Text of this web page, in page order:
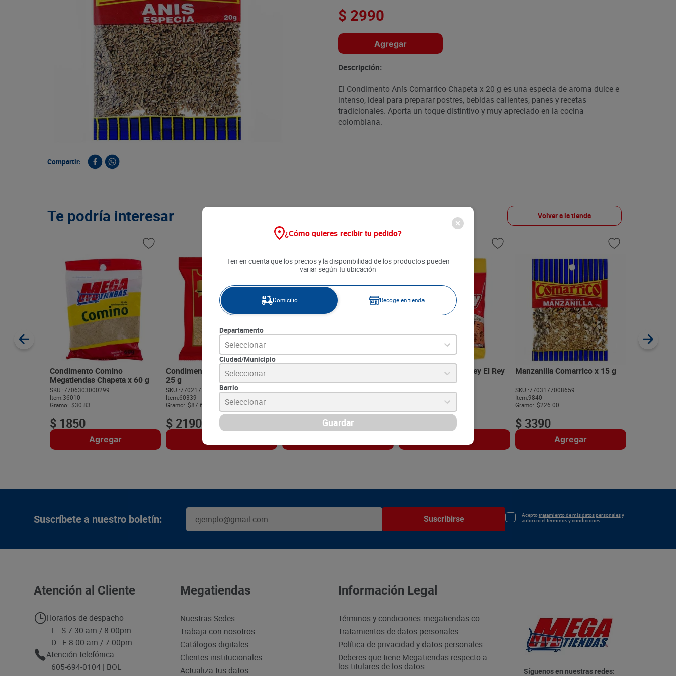
9.
queso
papa
Compartir:
$ 2990
Agregar
Descripción:
El Condimento Anís Comarrico Chapeta x 20 g es una especia de aroma dulce e
intenso, ideal para preparar postres, bebidas calientes, panes y recetas
tradicionales. Aporta un toque distintivo y muy apreciado en la cocina
colombiana.
Te podría interesar Volver a la tienda
Condimento Comino
Megatiendas Chapeta x 60 g
SKU :7706303000299
Item:36010
Gramo: $30.83
$ 1850
Agregar
Condimento Ajo Puro El Rey x
25 g
SKU :7702175850017
Item:60339
Gramo: $87.60
$ 2190
50 g
Condimento Sazonarey El Rey
x 55 g
Manzanilla Comarrico x 15 g
SKU :7703177008659
Item:9840
Gramo: $226.00
$ 3390
Agregar
:1355
Suscríbete a nuestro boletín: Suscribirse Aceptotratamiento de mis datos personalesy
autorizo el términos y condiciones
Atención al Cliente
Horarios de despacho
L - S 7:30 am / 8:00pm
D - F 8:00 am / 7:00pm
Atención telefónica
605-694-0104 | BOL
Megatiendas
Nuestras Sedes
Trabaja con nosotros
Catálogos digitales
Clientes institucionales
Actualiza tus datos
Información Legal
Términos y condiciones megatiendas.co
Tratamientos de datos personales
Política de privacidad y datos personales
Deberes que tiene Megatiendas respecto a
los titulares de los datos
Síguenos en nuestras redes:
¿Cómo quieres recibir tu pedido?
Ten en cuenta que los precios y la disponibilidad de los productos pueden
variar según tu ubicación
Domicilio Recoge en tienda
Departamento
Seleccionar
Ciudad/Municipio
Seleccionar
Barrio
Seleccionar
Guardar